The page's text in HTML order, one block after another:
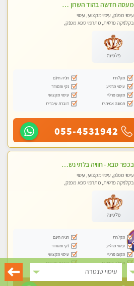
עיסוי טנטרה
מעסה חדשה בהוד השרון ואיכותית לעיסוי מקצועי מרגיע ומפנק VIP-מומלץ לחלוטין! פרטי! ​​​​​​ Highly recommended ללא מין !
עיסוי מפנק, עיסוי מקצועי, עיסוי
בקלניקה פרטית, מתחמי ספא מפנק,
פלטינה
מקלחת
חניה חינם
עיסוי מרגיע
נקי ומסודר
מקום פרטי
עיסוי מקצועי
תמונה אמיתית
דוברת עיברית
055-4531942
בכפר סבא - חוויה בלתי נשכחת ומפנקת במיוחד
עיסוי מפנק, עיסוי מקצועי, עיסוי
בקלניקה פרטית, מתחמי ספא מפנק,
פלטינה
מקלחת
חניה חינם
עיסוי מרגיע
נקי ומסודר
מקום פרטי
עיסוי מקצועי
תמונה אמיתית
דוברת עיברית